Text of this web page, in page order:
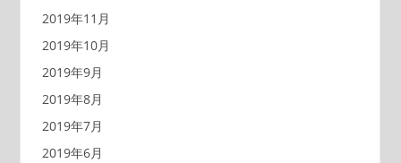
2019年11月
2019年10月
2019年9月
2019年8月
2019年7月
2019年6月